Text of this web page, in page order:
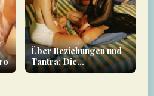
Über Beziehungen und
Tantra: Die
energetische Schuld, die